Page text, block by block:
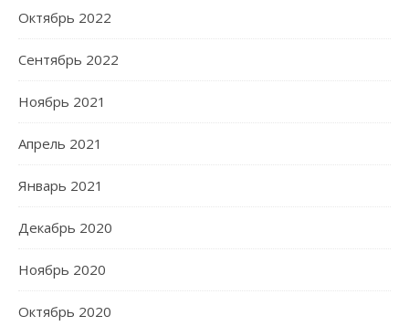
Октябрь 2022
Сентябрь 2022
Ноябрь 2021
Апрель 2021
Январь 2021
Декабрь 2020
Ноябрь 2020
Октябрь 2020